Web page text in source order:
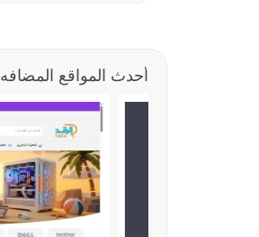
أحدث المواقع المضافه